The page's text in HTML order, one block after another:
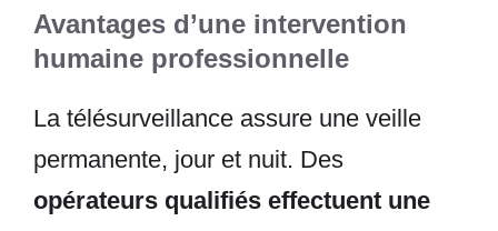
Avantages d’une intervention
humaine professionnelle
La télésurveillance assure une veille
permanente, jour et nuit. Des
opérateurs qualifiés effectuent une